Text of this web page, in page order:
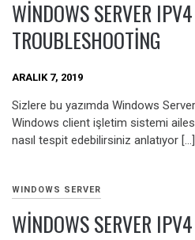
WINDOWS SERVER IPV4
TROUBLESHOOTING
ARALIK 7, 2019
Sizlere bu yazımda Windows
Windows client işletim sistemi
nasıl tespit edebilirsiniz anlatıyor […]
WINDOWS SERVER
WINDOWS SERVER